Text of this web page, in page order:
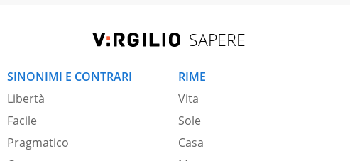
SAPERE
SINONIMI E CONTRARI
Libertà
Facile
Pragmatico
RIME
Vita
Sole
Casa